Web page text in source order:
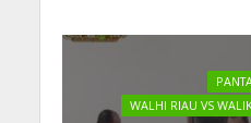
WALHI RIAU VS